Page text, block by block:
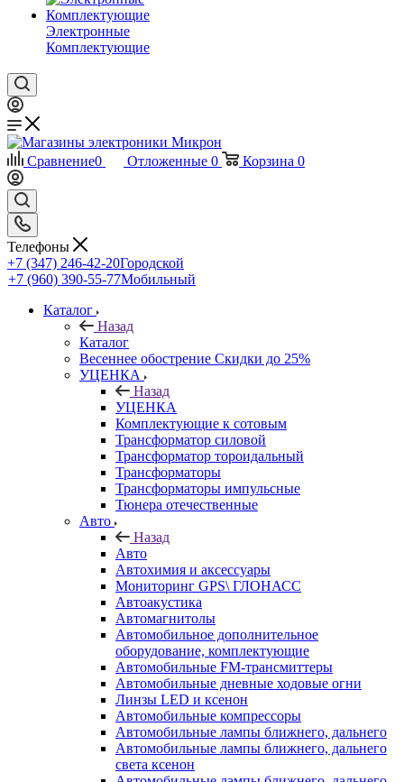
Электронные
Комплектующие
Сравнение0 Отложенные 0 Корзина 0
Телефоны
+7 (347) 246-42-20Городской
+7 (960) 390-55-77Мобильный
Каталог
Назад
Каталог
Весеннее обострение Скидки до 25%
УЦЕНКА
Назад
УЦЕНКА
Комплектующие к сотовым
Трансформатор силовой
Трансформатор тороидальный
Трансформаторы
Трансформаторы импульсные
Тюнера отечественные
Авто
Назад
Авто
Автохимия и аксессуары
Мониторинг GPS\ ГЛОНАСС
Автоакустика
Автомагнитолы
Автомобильное дополнительное
оборудование, комплектующие
Автомобильные FM-трансмиттеры
Автомобильные дневные ходовые огни
Линзы LED и ксенон
Автомобильные компрессоры
Автомобильные лампы ближнего, дальнего
Автомобильные лампы ближнего, дальнего
света ксенон